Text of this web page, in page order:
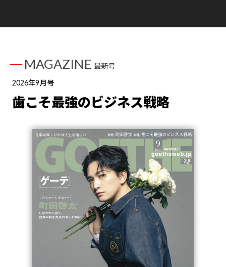
MAGAZINE 最新号
2026年9月号
歯こそ最強のビジネス戦略